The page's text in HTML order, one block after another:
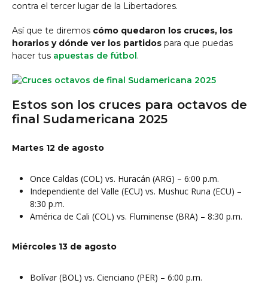
contra el tercer lugar de la Libertadores.
Así que te diremos cómo quedaron los cruces, los
horarios y dónde ver los partidos para que puedas
hacer tus apuestas de fútbol.
Estos son los cruces para octavos de
final Sudamericana 2025
Martes 12 de agosto
Once Caldas (COL) vs. Huracán (ARG) – 6:00 p.m.
Independiente del Valle (ECU) vs. Mushuc Runa (ECU) –
8:30 p.m.
América de Cali (COL) vs. Fluminense (BRA) – 8:30 p.m.
Miércoles 13 de agosto
Bolívar (BOL) vs. Cienciano (PER) – 6:00 p.m.